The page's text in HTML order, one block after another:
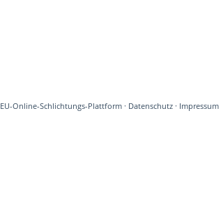
EU-Online-Schlichtungs-Plattform· Datenschutz· Impressum